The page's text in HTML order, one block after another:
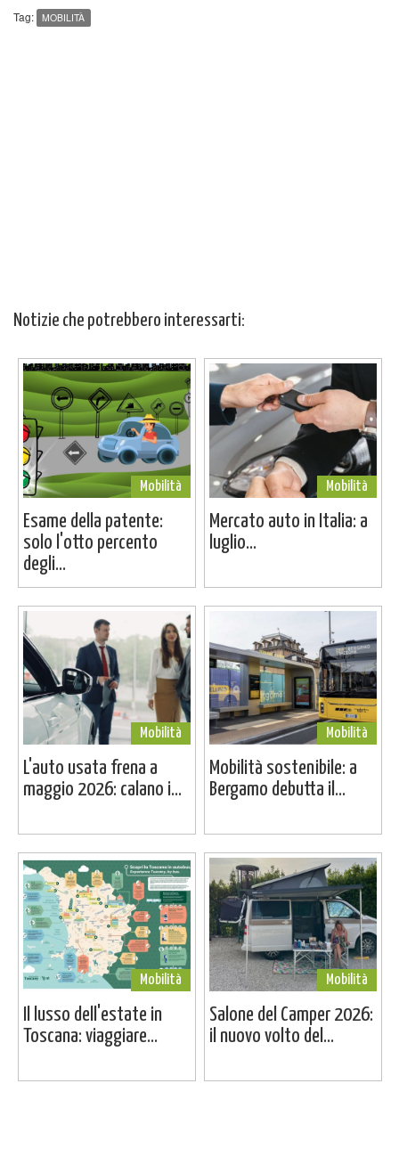
Tag: MOBILITÀ
Notizie che potrebbero interessarti:
Mobilità
Esame della patente:
solo l'otto percento
degli...
Mobilità
Mercato auto in Italia: a
luglio...
Mobilità
L'auto usata frena a
maggio 2026: calano i...
Mobilità
Mobilità sostenibile: a
Bergamo debutta il...
Mobilità
Il lusso dell'estate in
Toscana: viaggiare...
Mobilità
Salone del Camper 2026:
il nuovo volto del...